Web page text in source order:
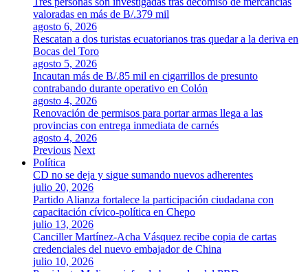
valoradas en más de B/.379 mil
agosto 6, 2026
Rescatan a dos turistas ecuatorianos tras quedar a la deriva en
Bocas del Toro
agosto 5, 2026
Incautan más de B/.85 mil en cigarrillos de presunto
contrabando durante operativo en Colón
agosto 4, 2026
Renovación de permisos para portar armas llega a las
provincias con entrega inmediata de carnés
agosto 4, 2026
Previous Next
Política
CD no se deja y sigue sumando nuevos adherentes
julio 20, 2026
Partido Alianza fortalece la participación ciudadana con
capacitación cívico-política en Chepo
julio 13, 2026
Canciller Martínez-Acha Vásquez recibe copia de cartas
credenciales del nuevo embajador de China
julio 10, 2026